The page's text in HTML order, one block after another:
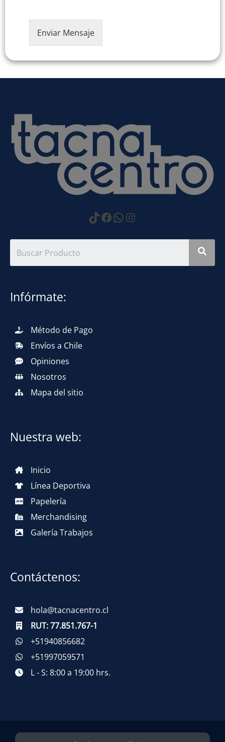
Enviar Mensaje
https://
Facebook
WhatsApp
Instagram
Infórmate:
Método de Pago
Envíos a Chile
Opiniones
Nosotros
Mapa del sitio
Nuestra web:
Inicio
Línea Deportiva
Papelería
Merchandising
Galería Trabajos
Contáctenos:
hola@tacnacentro.cl
RUT:77.851.767-1
+51940856682
+51997059571
L - S: 8:00 a 19:00 hrs.